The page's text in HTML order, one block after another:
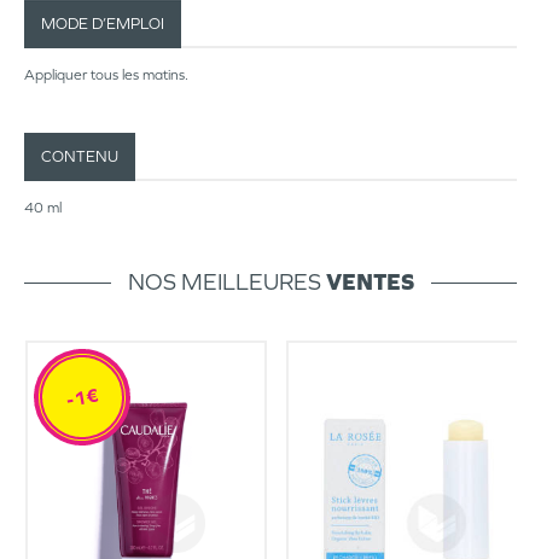
MODE D’EMPLOI
Appliquer tous les matins.
CONTENU
40 ml
NOS MEILLEURESVENTES
-1€